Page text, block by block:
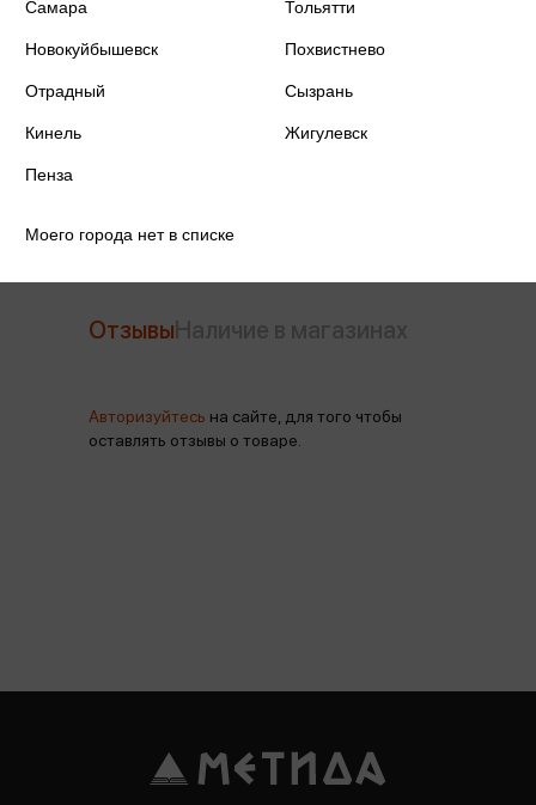
Отзывы
Авторизуйтесь на сайте, для того чтобы
оставлять отзывы о товаре.
Самара Тольятти
Новокуйбышевск Похвистнево
Отрадный Сызрань
Кинель Жигулевск
Пенза
Моего города нет в списке